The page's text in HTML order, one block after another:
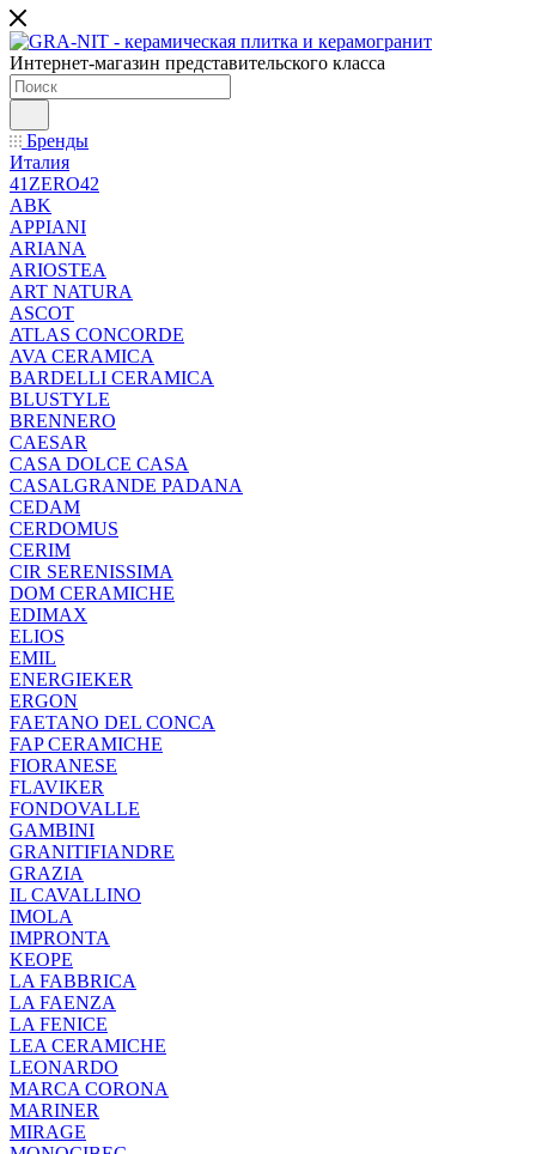
Интернет-магазин представительского класса
Бренды
Италия
41ZERO42
ABK
APPIANI
ARIANA
ARIOSTEA
ART NATURA
ASCOT
ATLAS CONCORDE
AVA CERAMICA
BARDELLI CERAMICA
BLUSTYLE
BRENNERO
CAESAR
CASA DOLCE CASA
CASALGRANDE PADANA
CEDAM
CERDOMUS
CERIM
CIR SERENISSIMA
DOM CERAMICHE
EDIMAX
ELIOS
EMIL
ENERGIEKER
ERGON
FAETANO DEL CONCA
FAP CERAMICHE
FIORANESE
FLAVIKER
FONDOVALLE
GAMBINI
GRANITIFIANDRE
GRAZIA
IL CAVALLINO
IMOLA
IMPRONTA
KEOPE
LA FABBRICA
LA FAENZA
LA FENICE
LEA CERAMICHE
LEONARDO
MARCA CORONA
MARINER
MIRAGE